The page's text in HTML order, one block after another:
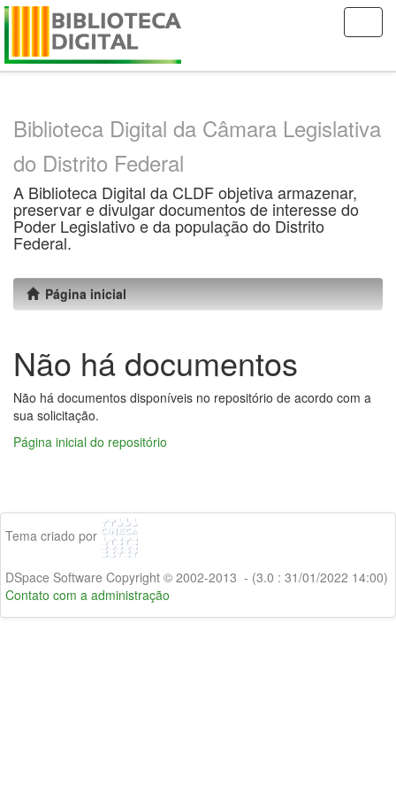
Skip
Biblioteca Digital da Câmara Legislativa
do Distrito Federal
A Biblioteca Digital da CLDF objetiva armazenar,
preservar e divulgar documentos de interesse do
Poder Legislativo e da população do Distrito
Federal.
Página inicial
Não há documentos
Não há documentos disponíveis no repositório de acordo com a
sua solicitação.
Página inicial do repositório
Tema criado por
DSpace Software Copyright © 2002-2013 - (3.0 : 31/01/2022 14:00)
Contato com a administração